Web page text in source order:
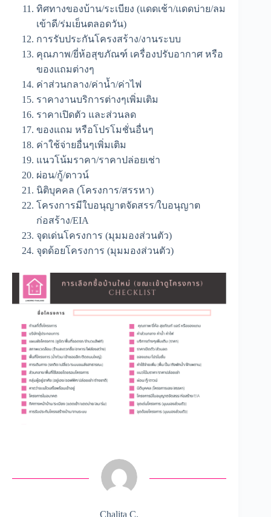
ทิศทางของบ้าน/ระเบียง (แดดเช้า/แดดบ่าย/ลม
เข้าดี/ร่มเย็นตลอดวัน)
การรับประกันโครงสร้าง/งานระบบ
คุณภาพ/ยี่ห้อสุขภัณฑ์ เครื่องปรับอากาศ หรือ
ของแถมต่างๆ
ค่าส่วนกลาง/ค่าน้ำ/ค่าไฟ
ราคางานบริการต่างๆเพิ่มเติม
ราคาเปิดตัว และส่วนลด
ของแถม หรือโปรโมชั่นอื่นๆ
ค่าใช้จ่ายอื่นๆเพิ่มเติม
แนวโน้มราคา/ราคาปล่อยเช่า
ผ่อน/กู้/ดาวน์
นิติบุคคล (โครงการ/สรรหา)
โครงการมีใบอนุญาตจัดสรร/ใบอนุญาต
ก่อสร้าง/EIA
จุดเด่นโครงการ (มุมมองส่วนตัว)
จุดด้อยโครงการ (มุมมองส่วนตัว)
Chalita C.